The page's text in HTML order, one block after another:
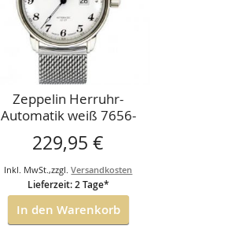
Zeppelin Herruhr-
Automatik weiß 7656-
4m,Metallarmband
229,95 €
Inkl. MwSt.,zzgl.Versandkosten
Lieferzeit: 2 Tage*
In den Warenkorb